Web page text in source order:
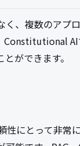
、複数のアプ
Constitutional
ができます。
にとって非常